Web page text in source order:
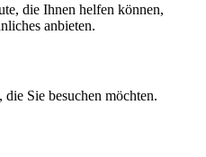
die Ihnen helfen können,
anbieten.
Sie besuchen möchten.